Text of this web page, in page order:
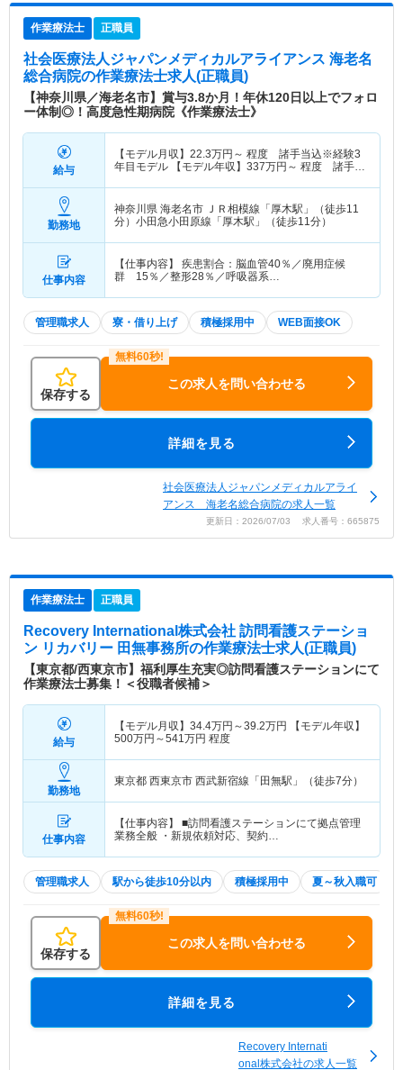
作業療法士 正職員
社会医療法人ジャパンメディカルアライアンス 海老名
総合病院の作業療法士求人(正職員)
【神奈川県／海老名市】賞与3.8か月！年休120日以上でフォロ
ー体制◎！高度急性期病院《作業療法士》
給与
【モデル月収】 22.3万円～ 程度 諸手当込※経験3
年目モデル 【モデル年収】 337万円～ 程度 諸手当
勤務地
神奈川県 海老名市 ＪＲ相模線「厚木駅」（徒歩11
分）小田急小田原線「厚木駅」（徒歩11分）
仕事内容
【仕事内容】 疾患割合：脳血管40％／廃用症候
群 15％／整形28％／呼吸器系…
管理職求人 寮・借り上げ 積極採用中 WEB面接OK
保存する
この求人を問い合わせる
詳細を見る
社会医療法人ジャパンメディカルアライ
アンス 海老名総合病院の求人一覧
更新日：2026/07/03 求人番号：665875
作業療法士 正職員
Recovery International株式会社 訪問看護ステーショ
ン リカバリー 田無事務所の作業療法士求人(正職員)
【東京都/西東京市】福利厚生充実◎訪問看護ステーションにて
作業療法士募集！＜役職者候補＞
給与
【モデル月収】 34.4万円～39.2万円
【モデル年収】
500万円～541万円 程度
勤務地
東京都 西東京市 西武新宿線「田無駅」（徒歩7分）
仕事内容
【仕事内容】 ■訪問看護ステーションにて拠点管理
業務全般 ・新規依頼対応、契約…
管理職求人 駅から徒歩10分以内 積極採用中 夏～秋入職可
保存する
この求人を問い合わせる
詳細を見る
Recovery Internati
onal株式会社の求人一覧